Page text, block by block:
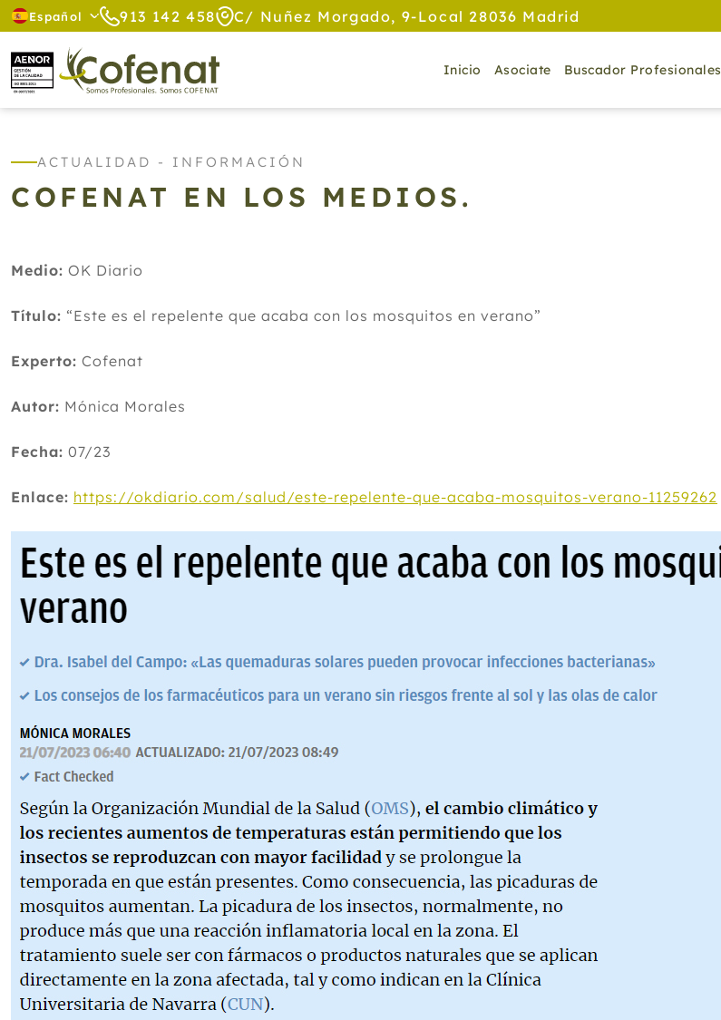
Español 913 142 458 C/ Nuñez Morgado, 9-Local 28036 Madrid
Inicio Asociate Buscador Profesionales
ACTUALIDAD - INFORMACIÓN
COFENAT EN LOS MEDIOS.
Medio: OK Diario
Título: “Este es el repelente que acaba con los mosquitos en verano”
Experto: Cofenat
Autor: Mónica Morales
Fecha: 07/23
Enlace: https://okdiario.com/salud/este-repelente-que-acaba-mosquitos-verano-11259262